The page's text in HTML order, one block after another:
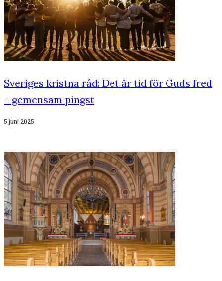
Sveriges kristna råd: Det är tid för Guds fred
– gemensam pingst
5 juni 2025